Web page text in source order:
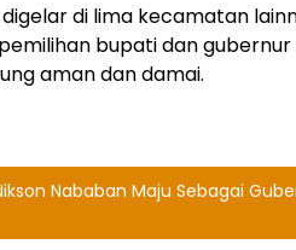
di lima kecamatan
bupati dan gubernur
aman dan damai.
Nababan Maju Sebagai